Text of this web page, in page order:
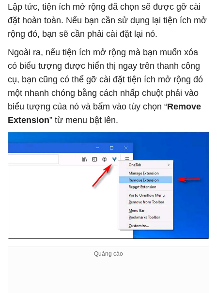
Lập tức, tiện ích mở rộng đã chọn sẽ được gỡ cài
đặt hoàn toàn. Nếu bạn cần sử dụng lại tiện ích mở
rộng đó, bạn sẽ cần phải cài đặt lại nó.
Ngoài ra, nếu tiện ích mở rộng mà bạn muốn xóa
có biểu tượng được hiển thị ngay trên thanh công
cụ, bạn cũng có thể gỡ cài đặt tiện ích mở rộng đó
một nhanh chóng bằng cách nhấp chuột phải vào
biểu tượng của nó và bấm vào tùy chọn “Remove
Extension” từ menu bật lên.